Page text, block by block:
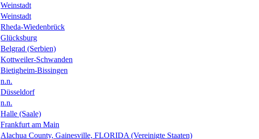
Weinstadt
Weinstadt
Rheda-Wiedenbrück
Glücksburg
Belgrad (Serbien)
Kottweiler-Schwanden
Bietigheim-Bissingen
n.n.
Düsseldorf
n.n.
Halle (Saale)
Frankfurt am Main
Alachua County, Gainesville, FLORIDA (Vereinigte Staaten)